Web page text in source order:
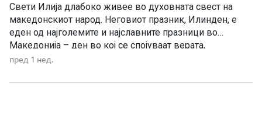
Свети Илија длабоко живее во духовната свест на
македонскиот народ. Неговиот празник, Илинден, е
еден од најголемите и најславните празници во
Македонија – ден во кој се спојуваат верата,
историјата, борбата за слобода и љубовта кон
Свети Илија како силен заштитник и небесен чувар. Во
пред 1 нед.